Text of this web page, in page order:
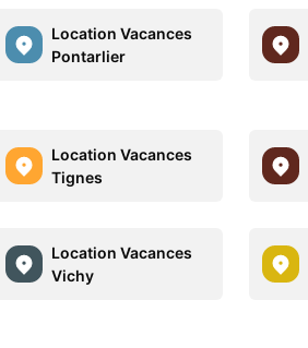
Location Vacances
Pontarlier
Location Vacances
Tignes
Location Vacances
Vichy